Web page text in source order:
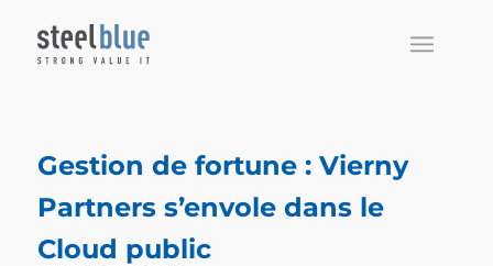
Gestion de fortune : Vierny
Partners s’envole dans le
Cloud public